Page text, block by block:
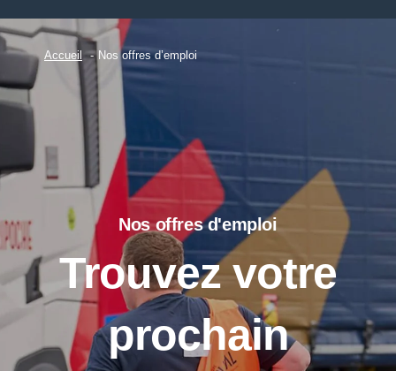
Accueil Nos offres d’emploi
Nos offres d'emploi
Trouvez votre
prochain